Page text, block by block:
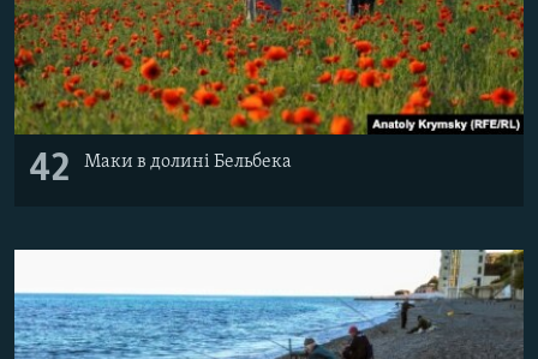
42 Маки в долині Бельбека